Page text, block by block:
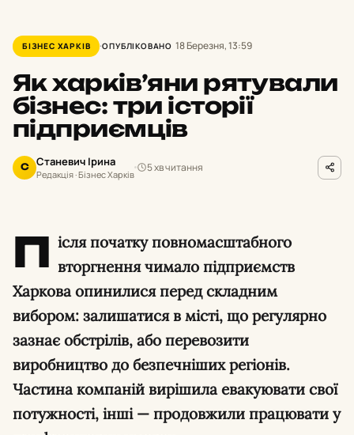
БІЗНЕС ХАРКІВ ОПУБЛІКОВАНО 18 Березня, 13:59
Як харків’яни рятували
бізнес: три історії
підприємців
С Станевич Ірина
Редакція · Бізнес Харків
5 хв читання
П ісля початку повномасштабного
вторгнення чимало підприємств
Харкова опинилися перед складним
вибором: залишатися в місті, що регулярно
зазнає обстрілів, або перевозити
виробництво до безпечніших регіонів.
Частина компаній вирішила евакуювати свої
потужності, інші — продовжили працювати у